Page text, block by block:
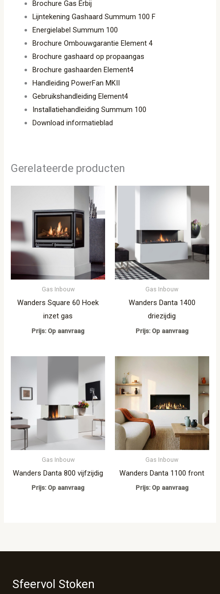
Brochure Gas Erbij
Lijntekening Gashaard Summum 100 F
Energielabel Summum 100
Brochure Ombouwgarantie Element 4
Brochure gashaard op propaangas
Brochure gashaarden Element4
Handleiding PowerFan MKII
Gebruikshandleiding Element4
Installatiehandleiding Summum 100
Download informatieblad
Gerelateerde producten
Gas Inbouw
Wanders Square 60 Hoek
inzet gas
Prijs: Op aanvraag
Gas Inbouw
Wanders Danta 1400
driezijdig
Prijs: Op aanvraag
Gas Inbouw
Wanders Danta 800 vijfzijdig
Prijs: Op aanvraag
Gas Inbouw
Wanders Danta 1100 front
Prijs: Op aanvraag
Sfeervol Stoken